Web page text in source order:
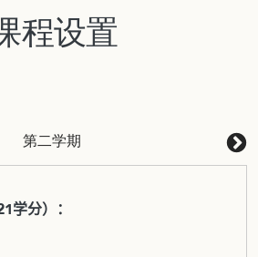
程设置
第二学期
学分）：